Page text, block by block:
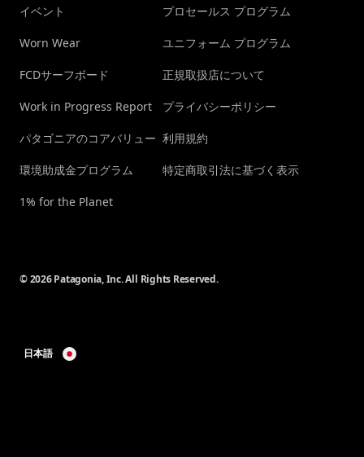
イベント
Worn Wear
FCDサーフボード
Work in Progress Report
パタゴニアのコアバリュー
環境助成金プログラム
1% for the Planet
プロセールス プログラム
ユニフォーム プログラム
正規取扱店について
プライバシーポリシー
利用規約
特定商取引法に基づく表示
© 2026 Patagonia, Inc. All Rights Reserved.
日本語